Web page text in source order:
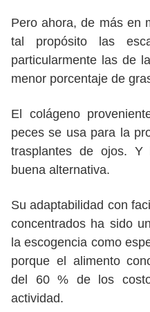
Pero ahora, de más en
tal propósito las
particularmente las de
menor porcentaje de
El colágeno
peces se usa para la
trasplantes de ojos.
buena alternativa.
Su adaptabilidad con
concentrados ha sido
la escogencia como
porque el alimento
del 60 % de los
actividad.